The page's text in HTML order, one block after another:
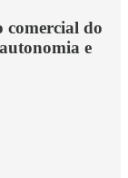
comercial do
e